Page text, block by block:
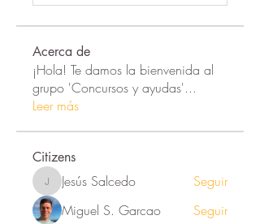
Acerca de
¡Hola! Te damos la bienvenida al
grupo 'Concursos y ayudas'...
Leer más
Citizens
Jesús Salcedo
Jesús Salcedo
Seguir
Miguel S. Garcao
Seguir